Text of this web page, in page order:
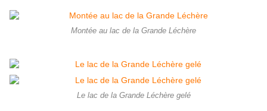
Montée au lac de la Grande Léchère
Le lac de la Grande Léchère gelé